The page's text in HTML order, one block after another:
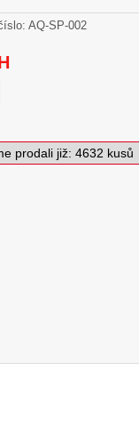
AQ-SP-002
prodali již: 4632 kusů